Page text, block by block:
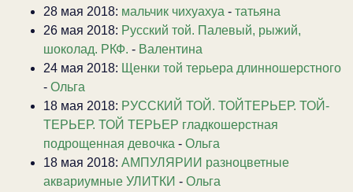
28 мая 2018: мальчик чихуахуа - татьяна
26 мая 2018: Русский той. Палевый, рыжий,
шоколад. РКФ. - Валентина
24 мая 2018: Щенки той терьера длинношерстного
- Ольга
18 мая 2018: РУССКИЙ ТОЙ. ТОЙТЕРЬЕР. ТОЙ-
ТЕРЬЕР. ТОЙ ТЕРЬЕР гладкошерстная
подрощенная девочка - Ольга
18 мая 2018: АМПУЛЯРИИ разноцветные
аквариумные УЛИТКИ - Ольга